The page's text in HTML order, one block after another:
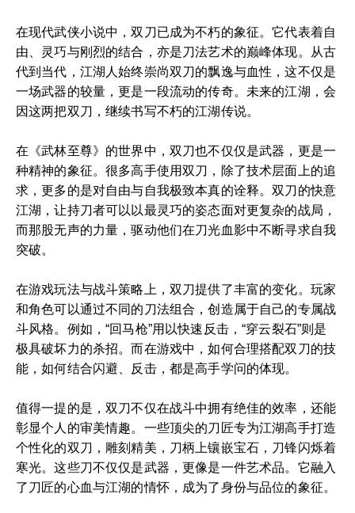
在现代武侠小说中，双刀已成为不朽的象征。它代表着自
由、灵巧与刚烈的结合，亦是刀法艺术的巅峰体现。从古
代到当代，江湖人始终崇尚双刀的飘逸与血性，这不仅是
一场武器的较量，更是一段流动的传奇。未来的江湖，会
因这两把双刀，继续书写不朽的江湖传说。
在《武林至尊》的世界中，双刀也不仅仅是武器，更是一
种精神的象征。很多高手使用双刀，除了技术层面上的追
求，更多的是对自由与自我极致本真的诠释。双刀的快意
江湖，让持刀者可以以最灵巧的姿态面对更复杂的战局，
而那股无声的力量，驱动他们在刀光血影中不断寻求自我
突破。
在游戏玩法与战斗策略上，双刀提供了丰富的变化。玩家
和角色可以通过不同的刀法组合，创造属于自己的专属战
斗风格。例如，“回马枪”用以快速反击，“穿云裂石”则是
极具破坏力的杀招。而在游戏中，如何合理搭配双刀的技
能，如何结合闪避、反击，都是高手学问的体现。
值得一提的是，双刀不仅在战斗中拥有绝佳的效率，还能
彰显个人的审美情趣。一些顶尖的刀匠专为江湖高手打造
个性化的双刀，雕刻精美，刀柄上镶嵌宝石，刀锋闪烁着
寒光。这些刀不仅仅是武器，更像是一件艺术品。它融入
了刀匠的心血与江湖的情怀，成为了身份与品位的象征。